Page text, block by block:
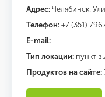
Адрес: Челябинск,
Телефон: +7 (351)
E-mail:
Тип локации: пункт
Продуктов на сайте: